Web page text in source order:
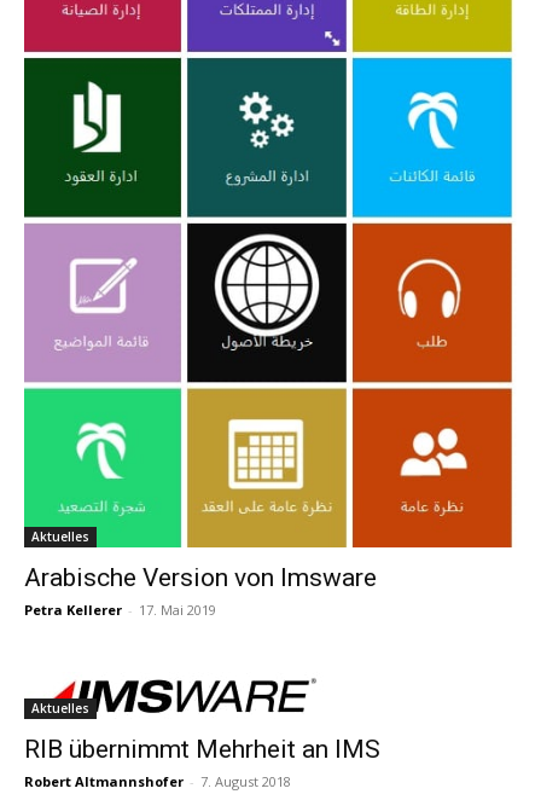
Aktuelles
Arabische Version von Imsware
Petra Kellerer - 17. Mai 2019
Aktuelles
RIB übernimmt Mehrheit an IMS
Robert Altmannshofer - 7. August 2018